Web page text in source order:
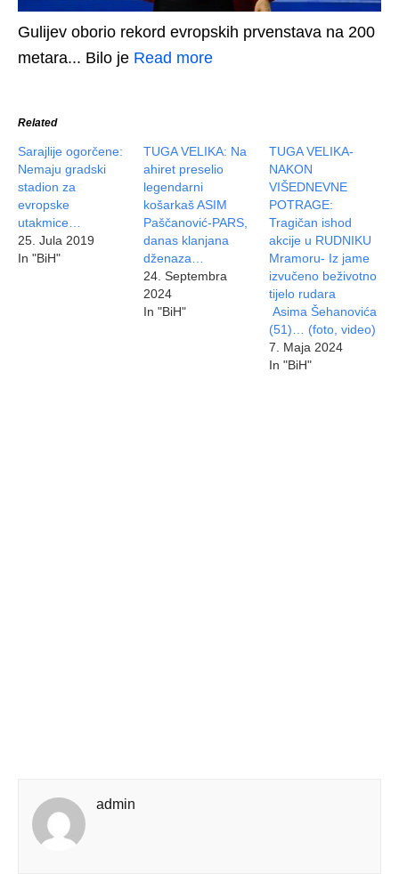
Gulijev oborio rekord evropskih prvenstava na 200
metara... Bilo je Read more
Related
Sarajlije ogorčene:
Nemaju gradski
stadion za
evropske
utakmice…
25. Jula 2019
In "BiH"
TUGA VELIKA: Na
ahiret preselio
legendarni
košarkaš ASIM
Paščanović-PARS,
danas klanjana
dženaza…
24. Septembra
2024
In "BiH"
TUGA VELIKA-
NAKON
VIŠEDNEVNE
POTRAGE:
Tragičan ishod
akcije u RUDNIKU
Mramoru- Iz jame
izvučeno beživotno
tijelo rudara
Asima Šehanovića
(51)… (foto, video)
7. Maja 2024
In "BiH"
admin